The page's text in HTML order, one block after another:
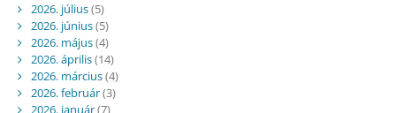
2026. július(5)
2026. június(5)
2026. május(4)
2026. április(14)
2026. március(4)
2026. február(3)
2026. január(7)